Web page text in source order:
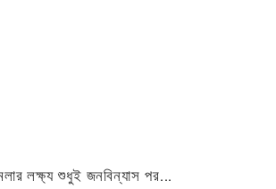
লক্ষ্য শুধুই জনবিন্যাস পর...